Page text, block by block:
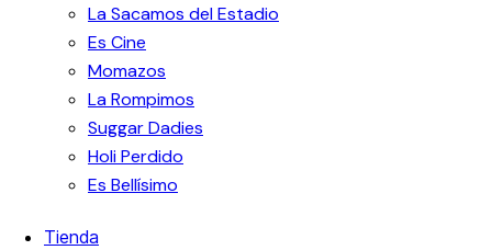
La Sacamos del Estadio
Es Cine
Momazos
La Rompimos
Suggar Dadies
Holi Perdido
Es Bellísimo
Tienda